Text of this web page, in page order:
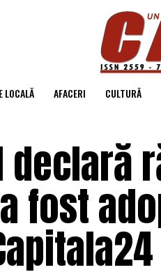
LOCALĂ AFACERI CULTURĂ
declară
fost